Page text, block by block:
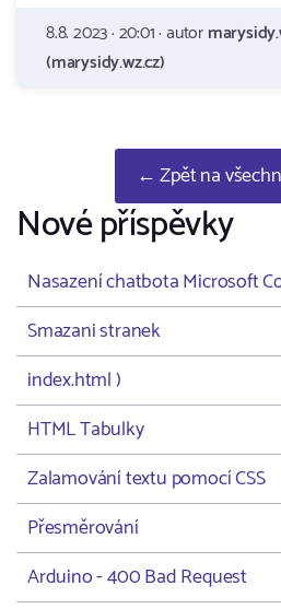
8.8. 2023 · 20:01 · autor
(marysidy.wz.cz)
← Zpět na
Nové příspěvky
Nasazení chatbota Microsoft
Smazani stranek
index.html )
HTML Tabulky
Zalamování textu pomocí CSS
Přesměrování
Arduino - 400 Bad Request